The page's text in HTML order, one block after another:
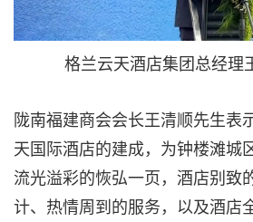
格兰云天酒店集团总经理
陇南福建商会会长王清顺先生表
天国际酒店的建成，为钟楼滩城
流光溢彩的恢弘一页，酒店别致
计、热情周到的服务，以及酒店